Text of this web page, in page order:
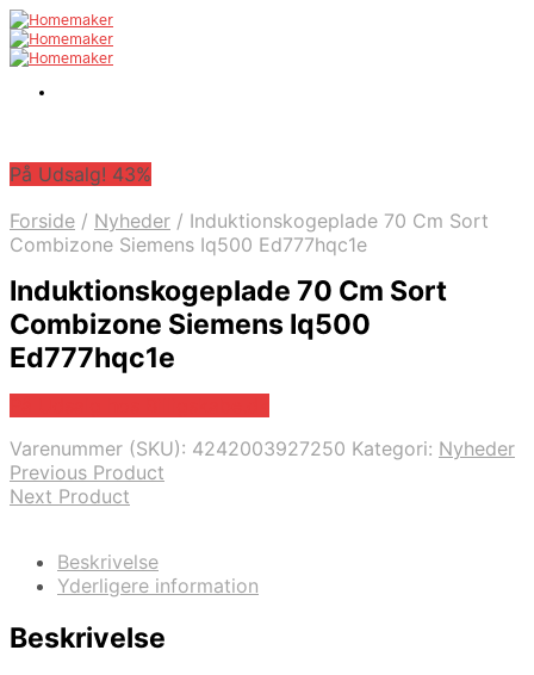
På Udsalg! 43%
Forside / Nyheder / Induktionskogeplade 70 Cm Sort
Combizone Siemens Iq500 Ed777hqc1e
Induktionskogeplade 70 Cm Sort
Combizone Siemens Iq500
Ed777hqc1e
Varenummer (SKU): 4242003927250 Kategori: Nyheder
Previous Product
Next Product
Beskrivelse
Yderligere information
Beskrivelse